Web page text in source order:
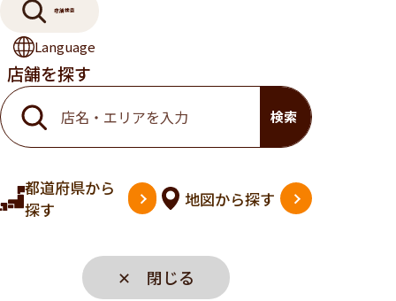
店舗検索
Language
店舗を探す
検索
都道府県から
探す
地図から探す
✕ 閉じる